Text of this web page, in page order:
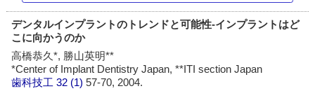
デンタルインプラントのトレンドと可能性-インプラントはど
こに向かうのか
高橋恭久*, 勝山英明**
*Center of Implant Dentistry Japan, **ITI section Japan
歯科技工 32 (1)57-70, 2004.